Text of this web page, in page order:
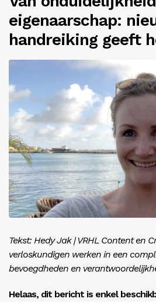
Edities
Adverteren
Contact
Inloggen
eigenaarschap:
handreiking geeft
Tekst: Hedy Jak | VRHL Content en
verloskundigen werken in een
bevoegdheden en
Helaas, dit bericht is enkel